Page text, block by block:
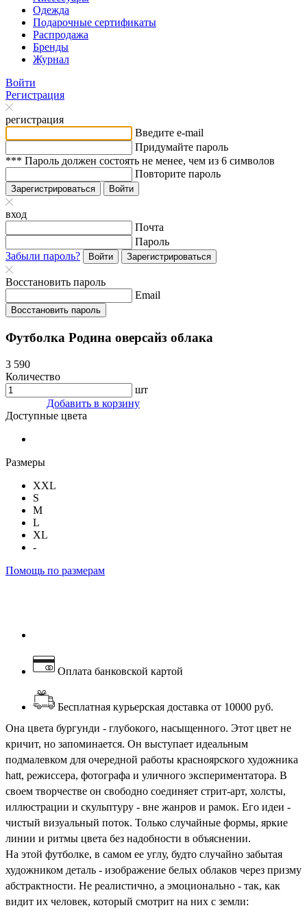
Одежда
Подарочные сертификаты
Распродажа
Бренды
Журнал
Войти
Регистрация
регистрация
Введите e-mail
Придумайте пароль
*** Пароль должен состоять не менее, чем из 6 символов
Повторите пароль
Зарегистрироваться Войти
вход
Почта
Пароль
Забыли пароль?
Войти Зарегистрироваться
Восстановить пароль
Email
Восстановить пароль
Футболка Родина оверсайз облака
Она цвета бургунди - глубокого, насыщенного. Этот цвет не
кричит, но запоминается. Он выступает идеальным
подмалевком для очередной работы красноярского художника
hatt, режиссера, фотографа и уличного экспериментатора. В
своем творчестве он свободно соединяет стрит-арт, холсты,
иллюстрации и скульптуру - вне жанров и рамок. Его идеи -
чистый визуальный поток. Только случайные формы, яркие
линии и ритмы цвета без надобности в объяснении.
На этой футболке, в самом ее углу, будто случайно забытая
художником деталь - изображение белых облаков через призму
абстрактности. Не реалистично, а эмоционально - так, как
видит их человек, который смотрит на них с земли:
Доступные цвета
Размеры
XXL
S
M
L
XL
-
Помощь по размерам
3 590
Количество
шт
Добавить в корзину
Оплата банковской картой
Бесплатная курьерская доставка от 10000 руб.